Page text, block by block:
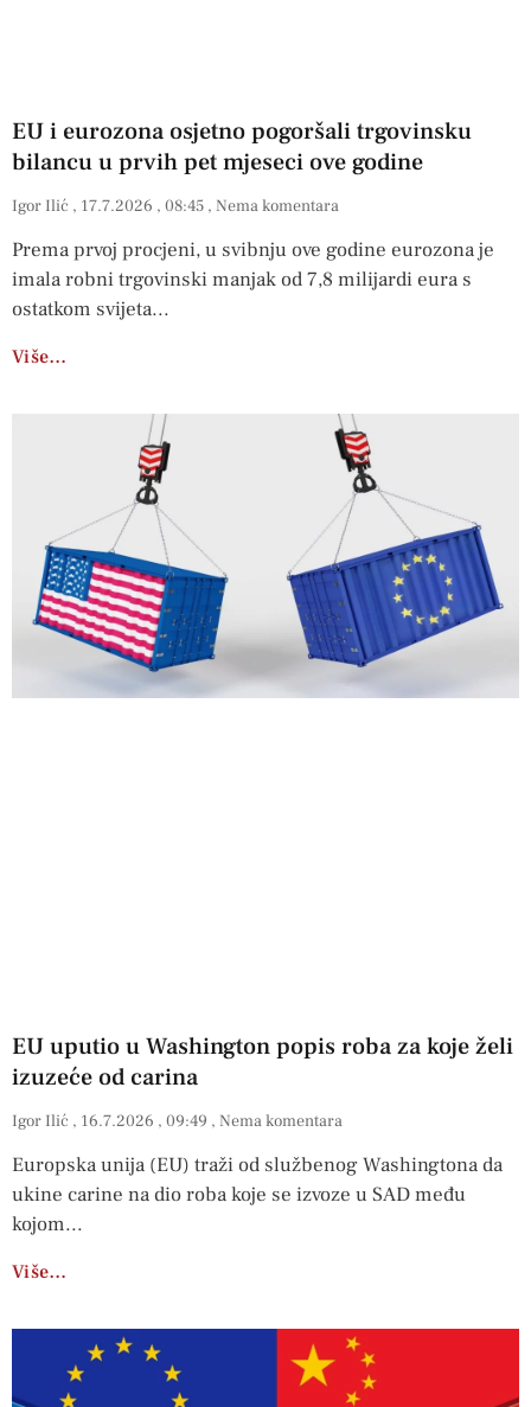
EU i eurozona osjetno pogoršali trgovinsku
bilancu u prvih pet mjeseci ove godine
Igor Ilić 17.7.2026 08:45 Nema komentara
Prema prvoj procjeni, u svibnju ove godine eurozona je
imala robni trgovinski manjak od 7,8 milijardi eura s
ostatkom svijeta
Više…
EU uputio u Washington popis roba za koje želi
izuzeće od carina
Igor Ilić 16.7.2026 09:49 Nema komentara
Europska unija (EU) traži od službenog Washingtona da
ukine carine na dio roba koje se izvoze u SAD među
kojom
Više…